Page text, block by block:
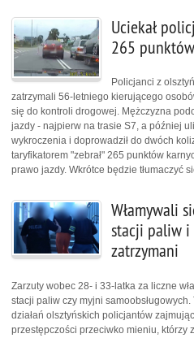
Uciekał
265
Policjanci z
zatrzymali 56-letniego kierującego
się do kontroli drogowej. Mężczyzna
jazdy - najpierw na trasie S7, a później
wykroczenia i doprowadził do dwóch
taryfikatorem "zebrał" 265 punktów
prawo jazdy. Wkrótce będzie tłumaczyć
Włamywali
stacji paliw i
zatrzymani
Zarzuty wobec 28- i 33-latka za liczne
stacji paliw czy myjni samoobsługowych.
działań olsztyńskich policjantów
przestępczości przeciwko mieniu, którzy